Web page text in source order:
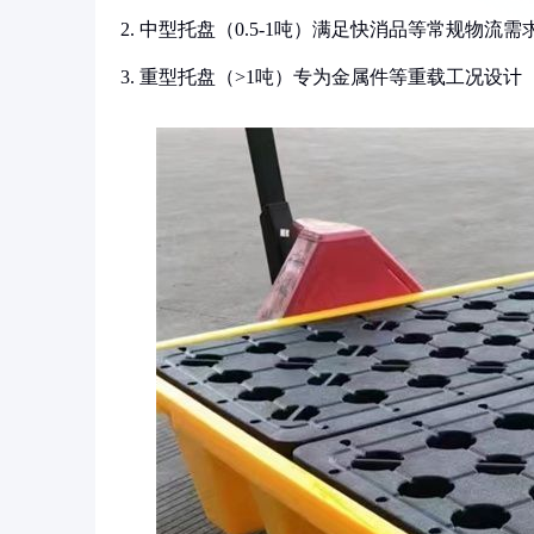
2. 中型托盘（0.5-1吨）满足快消品等常规物流需
3. 重型托盘（>1吨）专为金属件等重载工况设计